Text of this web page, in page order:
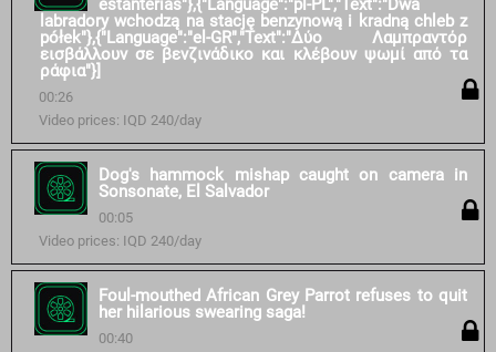
estanterías"},{"Language":"pl-PL","Text":"Dwa
labradory wchodzą na stację benzynową i kradną chleb z
półek"},{"Language":"el-GR","Text":"Δύο Λαμπραντόρ
εισβάλλουν σε βενζινάδικο και κλέβουν ψωμί από τα
ράφια"}]
00:26
Video prices: IQD 240/day
Dog's hammock mishap caught on camera in
Sonsonate, El Salvador
00:05
Video prices: IQD 240/day
Foul-mouthed African Grey Parrot refuses to quit
her hilarious swearing saga!
00:40